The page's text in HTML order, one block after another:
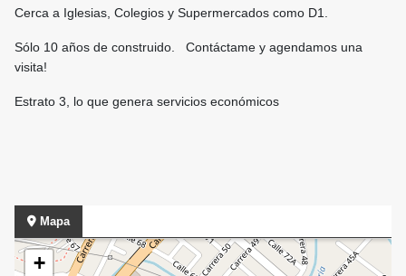
Cerca a Iglesias, Colegios y Supermercados como D1.
Sólo 10 años de construido. Contáctame y agendamos una
visita!
Estrato 3, lo que genera servicios económicos
Mapa
+